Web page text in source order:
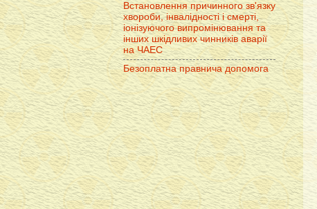
Встановлення причинного зв'язку
хвороби, інвалідності і смерті,
іонізуючого випромінювання та
інших шкідливих чинників аварії
на ЧАЕС
Безоплатна правнича допомога